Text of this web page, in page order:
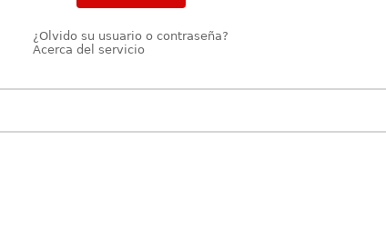
¿Olvido su usuario o contraseña?
Acerca del servicio